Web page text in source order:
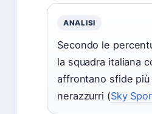
ANALISI
Secondo le
la squadra italiana
affrontano sfide
nerazzurri (Sky